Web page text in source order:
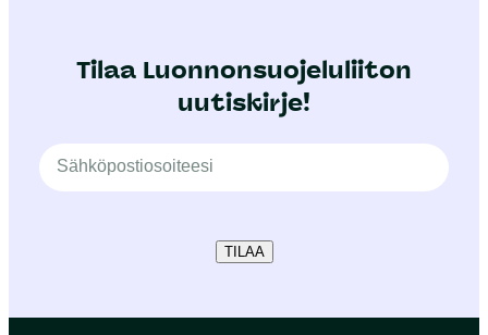
Tilaa Luonnonsuojeluliiton
uutiskirje!
TILAA